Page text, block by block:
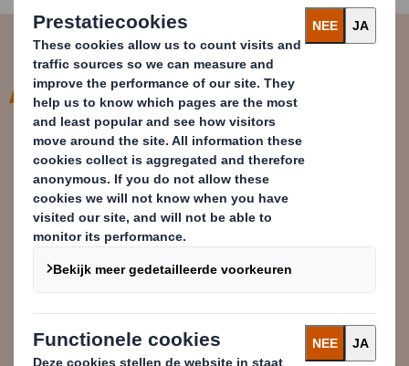
A circular economy aims to redefine
growth, focusing on positive
society-wide benefits. It entails
gradually decoupling economic
activity from the consumption of
finite resources and designing
waste out of the system.